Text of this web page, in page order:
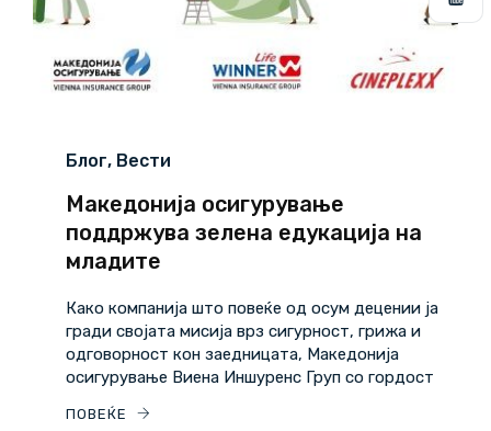
Блог, Вести
Македонија осигурување
поддржува зелена едукација на
младите
Како компанија што повеќе од осум децении ја
гради својата мисија врз сигурност, грижа и
одговорност кон заедницата, Македонија
осигурување Виена Иншуренс Груп со гордост
ПОВЕЌЕ